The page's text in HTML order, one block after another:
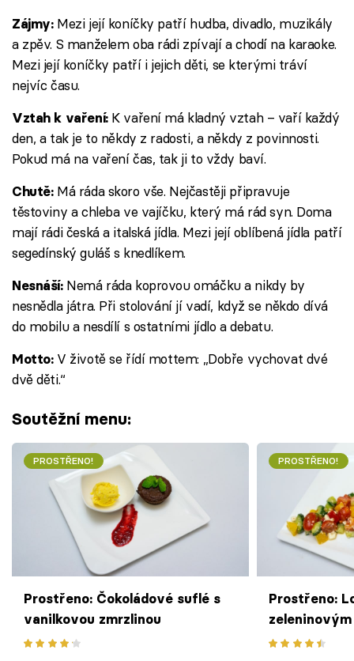
Zájmy: Mezi její koníčky patří hudba, divadlo, muzikály
a zpěv. S manželem oba rádi zpívají a chodí na karaoke.
Mezi její koníčky patří i jejich děti, se kterými tráví
nejvíc času.
Vztah k vaření: K vaření má kladný vztah – vaří každý
den, a tak je to někdy z radosti, a někdy z povinnosti.
Pokud má na vaření čas, tak ji to vždy baví.
Chutě: Má ráda skoro vše. Nejčastěji připravuje
těstoviny a chleba ve vajíčku, který má rád syn. Doma
mají rádi česká a italská jídla. Mezi její oblíbená jídla patří
segedínský guláš s knedlíkem.
Nesnáší: Nemá ráda koprovou omáčku a nikdy by
nesnědla játra. Při stolování jí vadí, když se někdo dívá
do mobilu a nesdílí s ostatními jídlo a debatu.
Motto: V životě se řídí mottem: „Dobře vychovat dvé
dvě děti.“
Soutěžní menu:
PROSTŘENO!
Prostřeno: Čokoládové suflé s
vanilkovou zmrzlinou
PROSTŘENO!
Prostřeno: